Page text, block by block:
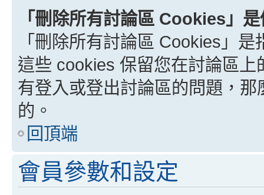
「刪除所有討論區 Cookies」
「刪除所有討論區 Cookies」
這些 cookies 保留您在討論區
有登入或登出討論區的問題，
的。
回頂端
會員參數和設定